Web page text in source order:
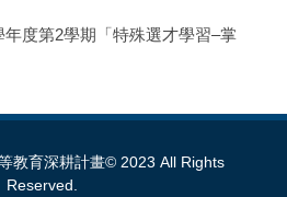
年度第2學期「特殊選才學習–掌
教育深耕計畫© 2023 All Rights
Reserved.